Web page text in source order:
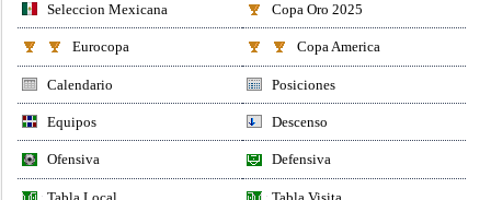
Seleccion Mexicana Copa Oro 2025
Eurocopa Copa America
Calendario Posiciones
Equipos Descenso
Ofensiva Defensiva